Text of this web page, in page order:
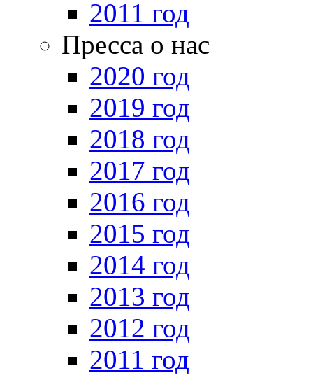
2011 год
Пресса о нас
2020 год
2019 год
2018 год
2017 год
2016 год
2015 год
2014 год
2013 год
2012 год
2011 год